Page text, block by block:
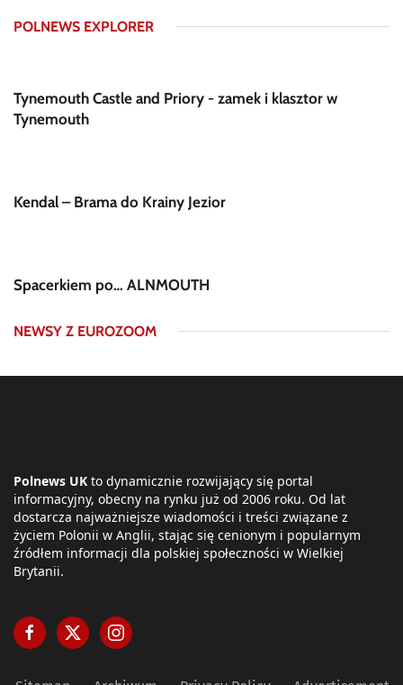
POLNEWS EXPLORER
Tynemouth Castle and Priory - zamek i klasztor w
Tynemouth
Kendal – Brama do Krainy Jezior
Spacerkiem po… ALNMOUTH
NEWSY Z EUROZOOM
Polnews UK to dynamicznie rozwijający się portal
informacyjny, obecny na rynku już od 2006 roku. Od lat
dostarcza najważniejsze wiadomości i treści związane z
życiem Polonii w Anglii, stając się cenionym i popularnym
źródłem informacji dla polskiej społeczności w Wielkiej
Brytanii.